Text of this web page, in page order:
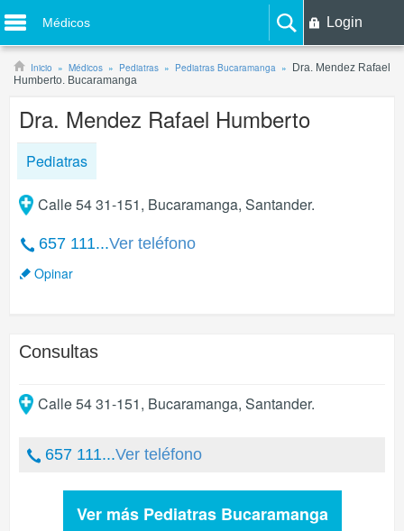
Médicos Login
Inicio Médicos Pediatras Pediatras Bucaramanga
Dra. Mendez Rafael
Humberto. Bucaramanga
Dra. Mendez Rafael Humberto
Pediatras
Calle 54 31-151, Bucaramanga, Santander.
657 111...Ver teléfono
Opinar
Consultas
Calle 54 31-151, Bucaramanga, Santander.
657 111...Ver teléfono
Ver más Pediatras Bucaramanga